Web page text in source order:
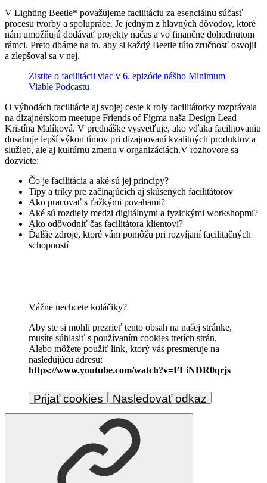
V Lighting Beetle* považujeme facilitáciu za esenciálnu súčasť
procesu tvorby a spolupráce. Je jedným z hlavných dôvodov, ktoré
nám umožňujú dodávať projekty načas a vo finančne dohodnutom
rámci. Preto dbáme na to, aby si každý Beetle túto zručnosť osvojil
a zlepšoval sa v nej.
Zistite o facilitácii viac v 6. epizóde nášho Minimum
Viable Podcastu
O výhodách facilitácie aj svojej ceste k roly facilitátorky rozprávala
na dizajnérskom meetupe Friends of Figma naša Design Lead
Kristína Malíková. V prednáške vysvetľuje, ako vďaka facilitovaniu
dosahuje lepší výkon tímov pri dizajnovaní kvalitných produktov a
služieb, ale aj kultúrnu zmenu v organizáciách.V rozhovore sa
dozviete:
Čo je facilitácia a aké sú jej princípy?
Tipy a triky pre začínajúcich aj skúsených facilitátorov
Ako pracovať s ťažkými povahami?
Aké sú rozdiely medzi digitálnymi a fyzickými workshopmi?
Ako odôvodniť čas facilitátora klientovi?
Ďalšie zdroje, ktoré vám pomôžu pri rozvíjaní facilitačných
schopností
Vážne nechcete koláčiky?
Aby ste si mohli prezrieť tento obsah na našej stránke,
musíte súhlasiť s používaním cookies tretích strán.
Alebo môžete použiť link, ktorý vás presmeruje na
nasledujúcu adresu:
https://www.youtube.com/watch?v=FLiNDR0qrjs
Prijať cookies Nasledovať odkaz